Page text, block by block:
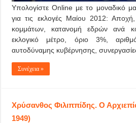
Υπολογίστε Online με το μοναδικό
για τις εκλογές Μαίου 2012:
κομμάτων, κατανομή εδρών ανά
εκλογικό μέτρο, όριο 3%,
αυτοδύναμης κυβέρνησης,
Συνέχεια »
Χρύσανθος Φιλιππίδης. Ο
1949)